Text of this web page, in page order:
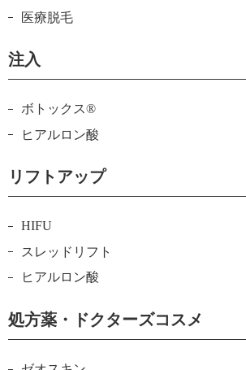
医療脱毛
注入
ボトックス®
ヒアルロン酸
リフトアップ
HIFU
スレッドリフト
ヒアルロン酸
処方薬・ドクターズコスメ